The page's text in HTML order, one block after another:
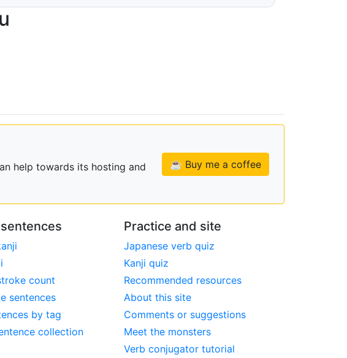
help towards its hosting and
☕ Buy me a coffee
count
sentences
by tag
collection
Practice and site
Japanese verb quiz
Kanji quiz
Recommended resources
About this site
Comments or suggestions
Meet the monsters
Verb conjugator tutorial